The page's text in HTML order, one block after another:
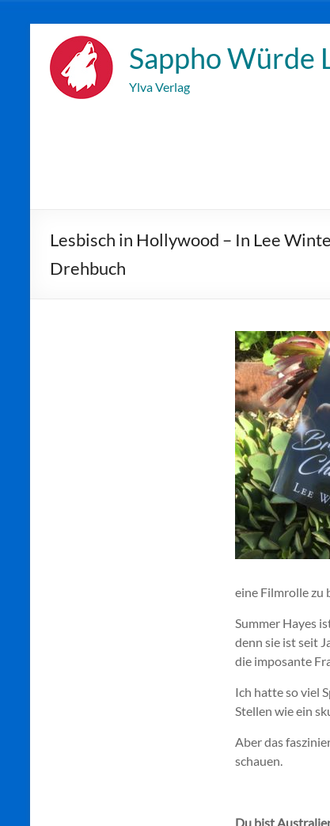
Inhalt
wechseln
Sappho Würde
Ylva Verlag
Lesbisch in Hollywood – In Lee
Drehbuch
eine Filmrolle zu
Summer Hayes
denn sie ist seit
die imposante
Ich hatte so viel
Stellen wie ein
Aber das
schauen.
Du bist